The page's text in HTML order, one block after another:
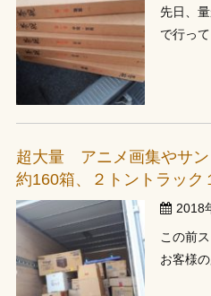
先日、
で行っ
た。そ
箱分の
頂いた
でも一
そ ...
超大量 アニメ画集やサン
約160箱、２トントラッ
2018
この前
お客様